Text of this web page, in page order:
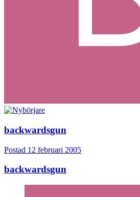
backwardsgun
Postad 12 februari 2005
backwardsgun